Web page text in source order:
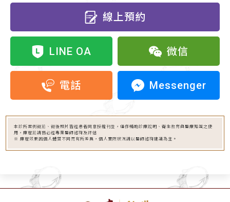
線上預約
LINE OA 微信
電話 Messenger
本診所案例術前、術後照片皆經患者同意授權刊登，僅作輔助診療說明、衛生教育與醫療知識之使
用，療程前請務必經專業醫師諮詢及評估
※ 療程效果因個人體質不同而有所差異，個人實際狀況請以醫師諮詢建議為主。